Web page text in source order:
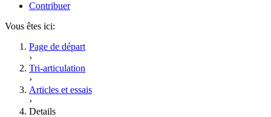
Contribuer
Vous êtes ici:
Page de départ
›
Tri-articulation
›
Articles et essais
›
Details